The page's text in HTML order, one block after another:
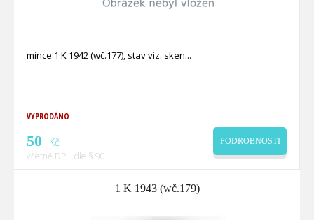
mince 1 K 1942 (wč.177), stav viz. sken
VYPRODÁNO
50 Kč
včetně DPH dle § 90
PODROBNOSTI
1 K 1943 (wč.179)